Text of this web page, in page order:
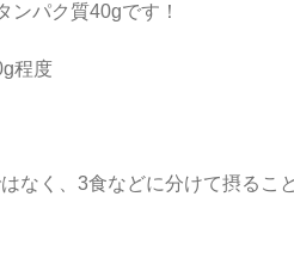
ンパク質40gです！
程度
なく、3食などに分けて摂るこ